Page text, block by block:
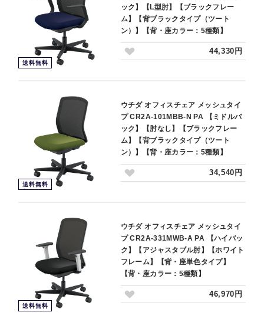
送料無料
ック】【L型肘】【ブラックフレー
ム】【背ブラックタイプ（ツート
ン）】【背・座カラー：5種類】
44,330円
送料無料
ウチダ オフィスチェア メッシュタイ
プ CR2A-101MBB-N PA 【ミドルバ
ック】【肘なし】【ブラックフレー
ム】【背ブラックタイプ（ツート
ン）】【背・座カラー：5種類】
34,540円
送料無料
ウチダ オフィスチェア メッシュタイ
プ CR2A-331MWB-A PA 【ハイバッ
ク】【アジャスタブル肘】【ホワイト
フレーム】【背・座単色タイプ】
【背・座カラー：5種類】
46,970円